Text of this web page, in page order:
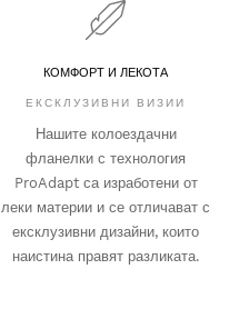
КОМФОРТ И ЛЕКОТА
ЕКСКЛУЗИВНИ ВИЗИИ
Нашите колоездачни
фланелки с технология
ProAdapt са изработени от
леки материи и се отличават с
ексклузивни дизайни, които
наистина правят разликата.